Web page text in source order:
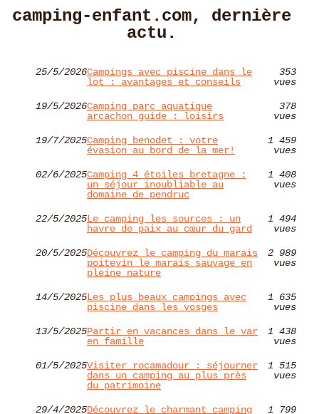
camping-enfant.com, dernière
actu.
25/5/2026Campings avec piscine dans le
lot : avantages et conseils
353
vues
19/5/2026Camping parc aquatique
arcachon guide : loisirs
378
vues
19/7/2025Camping benodet : votre
évasion au bord de la mer!
1 459
vues
02/6/2025Camping 4 étoiles bretagne :
un séjour inoubliable au
domaine de pendruc
1 408
vues
22/5/2025Le camping les sources : un
havre de paix au cœur du gard
1 494
vues
20/5/2025Découvrez le camping du marais
poitevin le marais sauvage en
pleine nature
2 989
vues
14/5/2025Les plus beaux campings avec
piscine dans les vosges
1 635
vues
13/5/2025Partir en vacances dans le var
en famille
1 438
vues
01/5/2025Visiter rocamadour : séjourner
dans un camping au plus près
du patrimoine
1 515
vues
29/4/2025Découvrez le charmant camping
1 799